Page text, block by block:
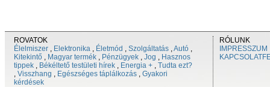
ROVATOK
Élelmiszer , Elektronika , Életmód , Szolgáltatás ,Autó ,
Kitekintő , Magyar termék , Pénzügyek , Jog , Hasznos
tippek , Békéltető testületi hírek , Energia + , Tudta ezt?
, Visszhang , Egészséges táplálkozás , Gyakori
kérdések
RÓLUNK
IMPRESSZUM